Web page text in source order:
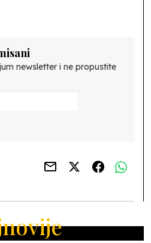
newsletter i ne propustite